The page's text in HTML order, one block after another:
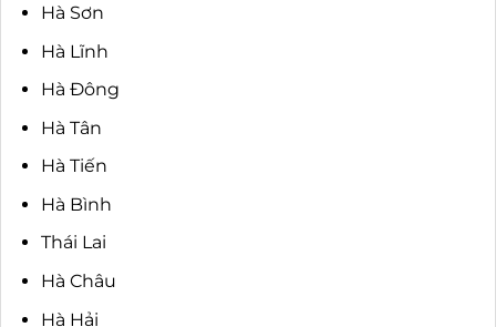
Hà Sơn
Hà Lĩnh
Hà Đông
Hà Tân
Hà Tiến
Hà Bình
Thái Lai
Hà Châu
Hà Hải